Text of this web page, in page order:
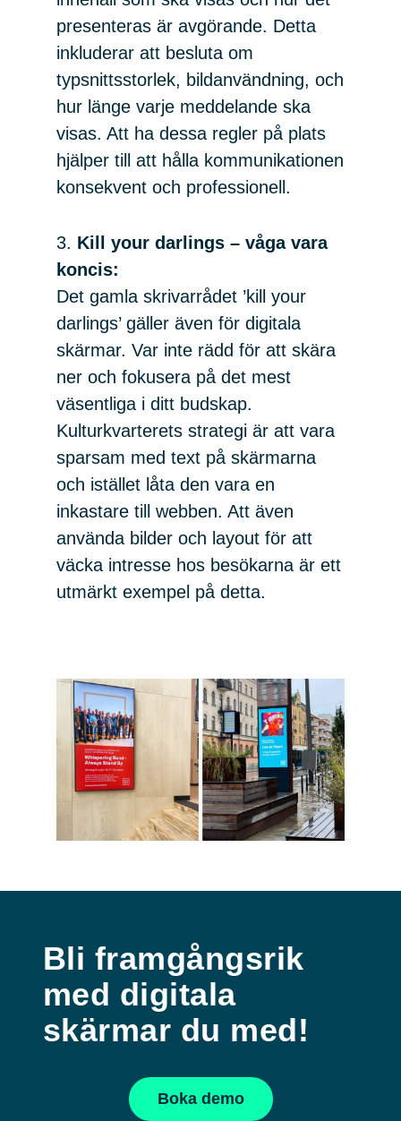
presenteras är avgörande. Detta
inkluderar att besluta om
typsnittsstorlek, bildanvändning, och
hur länge varje meddelande ska
visas. Att ha dessa regler på plats
hjälper till att hålla kommunikationen
konsekvent och professionell.
3. Kill your darlings – våga vara
koncis:
Det gamla skrivarrådet ’kill your
darlings’ gäller även för digitala
skärmar. Var inte rädd för att skära
ner och fokusera på det mest
väsentliga i ditt budskap.
Kulturkvarterets strategi är att vara
sparsam med text på skärmarna
och istället låta den vara en
inkastare till webben. Att även
använda bilder och layout för att
väcka intresse hos besökarna är ett
utmärkt exempel på detta.
Bli framgångsrik
med digitala
skärmar du med!
Boka demo